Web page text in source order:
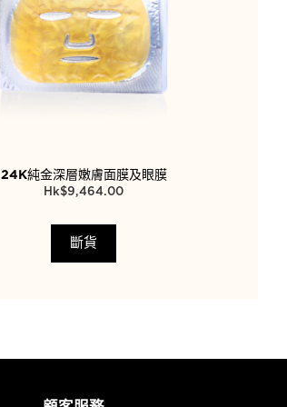
24K純金深層嫩膚面膜及眼膜
$9,464.00
斷貨